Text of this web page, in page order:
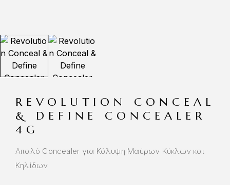
REVOLUTION CONCEAL
& DEFINE CONCEALER
4G
Απαλό Concealer για Κάλυψη Μαύρων Κύκλων και
Κηλίδων